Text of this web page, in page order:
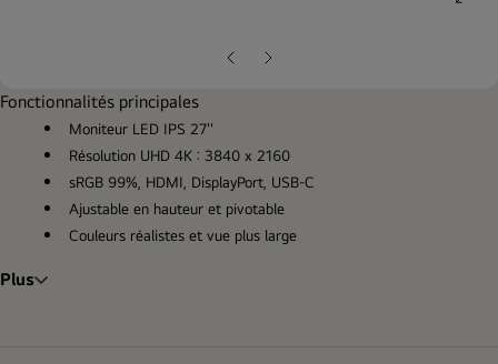
DiapositiveDiapositive
Fonctionnalités principales
Moniteur LED IPS 27''
Résolution UHD 4K : 3840 x 2160
sRGB 99%, HDMI, DisplayPort, USB-C
Ajustable en hauteur et pivotable
Couleurs réalistes et vue plus large
Plus